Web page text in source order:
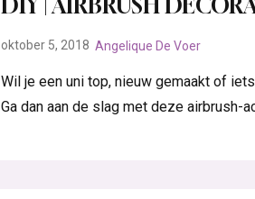
DIY | AIRBRUSH
Wil je een uni top, nieuw gemaakt of
Ga dan aan de slag met deze airbrush-
oktober 5, 2018 Angelique De Voer